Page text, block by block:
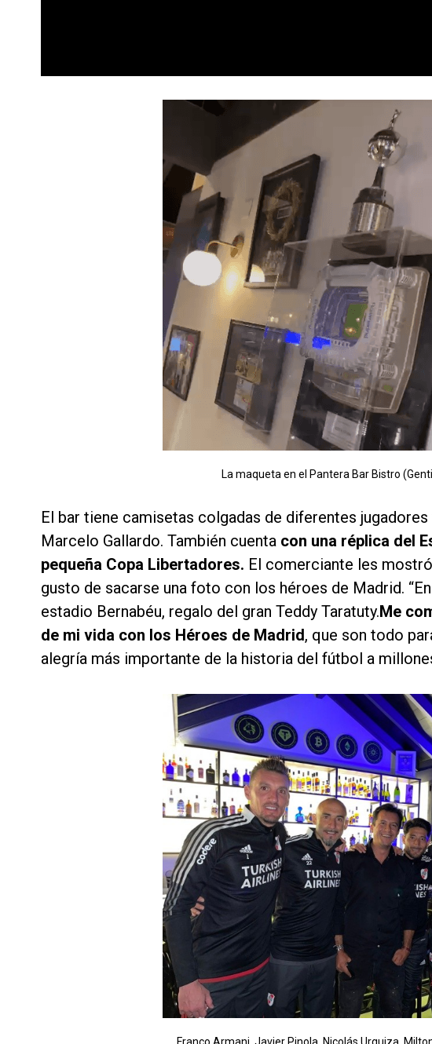
La maqueta en el Pantera Bar Bistro
El bar tiene camisetas colgadas de diferentes
Marcelo Gallardo. También cuenta con una réplica del
pequeña Copa Libertadores. El comerciante les
gusto de sacarse una foto con los héroes de Madrid.
estadio Bernabéu, regalo del gran Teddy Taratuty.Me
de mi vida con los Héroes de Madrid, que son todo
alegría más importante de la historia del fútbol a